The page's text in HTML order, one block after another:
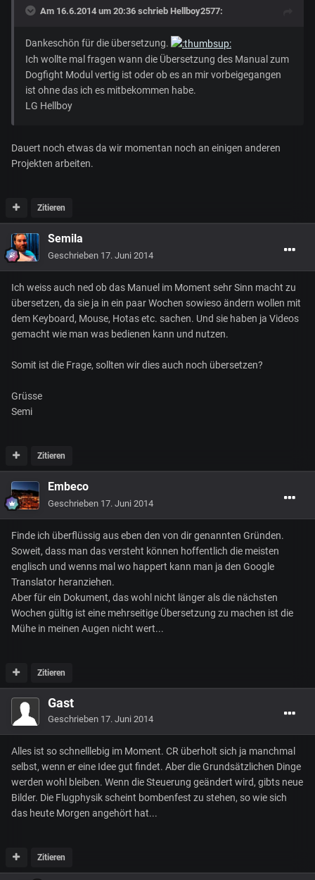
Am 16.6.2014 um 20:36 schrieb Hellboy2577:
Dankeschön für die übersetzung.
Ich wollte mal fragen wann die Übersetzung des Manual zum
Dogfight Modul vertig ist oder ob es an mir vorbeigegangen
ist ohne das ich es mitbekommen habe.
LG Hellboy
Dauert noch etwas da wir momentan noch an einigen anderen
Projekten arbeiten.
Zitieren
Semila
Geschrieben 17. Juni 2014
Ich weiss auch ned ob das Manuel im Moment sehr Sinn macht zu
übersetzen, da sie ja in ein paar Wochen sowieso ändern wollen mit
dem Keyboard, Mouse, Hotas etc. sachen. Und sie haben ja Videos
gemacht wie man was bedienen kann und nutzen.
Somit ist die Frage, sollten wir dies auch noch übersetzen?
Grüsse
Semi
Zitieren
Embeco
Geschrieben 17. Juni 2014
Finde ich überflüssig aus eben den von dir genannten Gründen.
Soweit, dass man das versteht können hoffentlich die meisten
englisch und wenns mal wo happert kann man ja den Google
Translator heranziehen.
Aber für ein Dokument, das wohl nicht länger als die nächsten
Wochen gültig ist eine mehrseitige Übersetzung zu machen ist die
Mühe in meinen Augen nicht wert...
Zitieren
Gast
Geschrieben 17. Juni 2014
Alles ist so schnelllebig im Moment. CR überholt sich ja manchmal
selbst, wenn er eine Idee gut findet. Aber die Grundsätzlichen Dinge
werden wohl bleiben. Wenn die Steuerung geändert wird, gibts neue
Bilder. Die Flugphysik scheint bombenfest zu stehen, so wie sich
das heute Morgen angehört hat...
Zitieren